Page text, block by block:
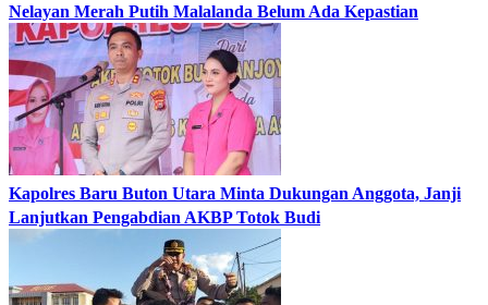
Nelayan Merah Putih Malalanda Belum Ada Kepastian
Kapolres Baru Buton Utara Minta Dukungan Anggota, Janji
Lanjutkan Pengabdian AKBP Totok Budi